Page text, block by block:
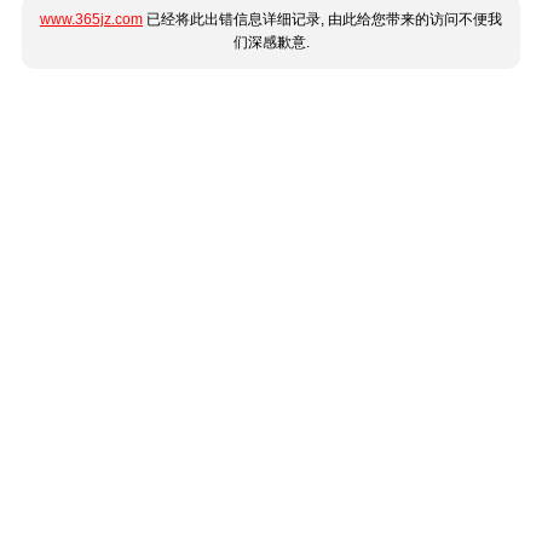
www.365jz.com 已经将此出错信息详细记录, 由此给您带来的访问不便我
们深感歉意.